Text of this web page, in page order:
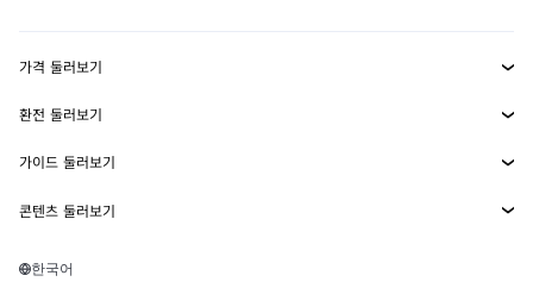
MetaMask Connect
Snaps
웹3 서비스
보안
고객 지원
채용
가격 둘러보기
이더리움 가격
솔라나 가격
테더 가격
환전 둘러보기
ETH를 USD로 환전
USDT를 INR로 환전
BTC를 INR로 환전
가이드 둘러보기
ETH 매수
콘텐츠 둘러보기
솔라나 지갑
한국어